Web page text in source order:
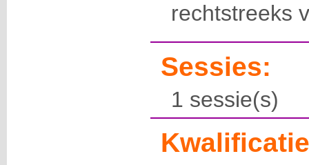
rechtstreeks
Sessies:
1 sessie(s)